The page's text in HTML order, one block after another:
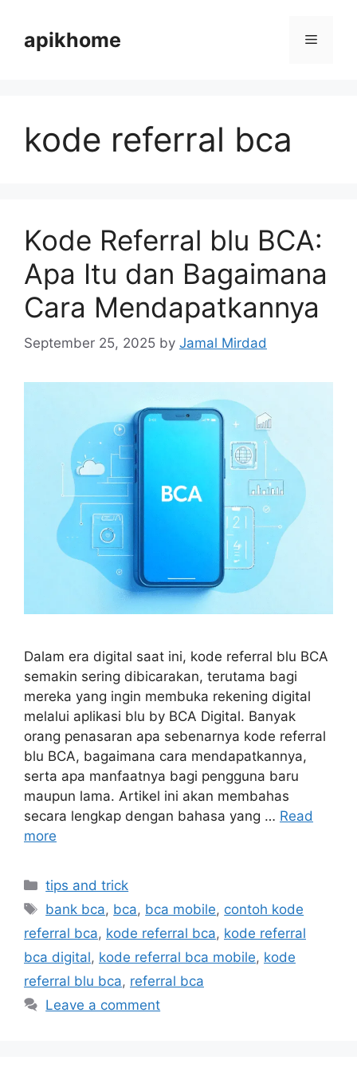
contentapikhome Menu
kode referral bca
Kode Referral blu BCA:
Apa Itu dan Bagaimana
Cara Mendapatkannya
September 25, 2025 by Jamal Mirdad
Dalam era digital saat ini, kode referral blu BCA
semakin sering dibicarakan, terutama bagi
mereka yang ingin membuka rekening digital
melalui aplikasi blu by BCA Digital. Banyak
orang penasaran apa sebenarnya kode referral
blu BCA, bagaimana cara mendapatkannya,
serta apa manfaatnya bagi pengguna baru
maupun lama. Artikel ini akan membahas
secara lengkap dengan bahasa yang … Read
more
Categories
tips and trick
Tags
bank bca, bca, bca mobile, contoh kode
referral bca, kode referral bca, kode referral
bca digital, kode referral bca mobile, kode
referral blu bca, referral bca
Leave a comment